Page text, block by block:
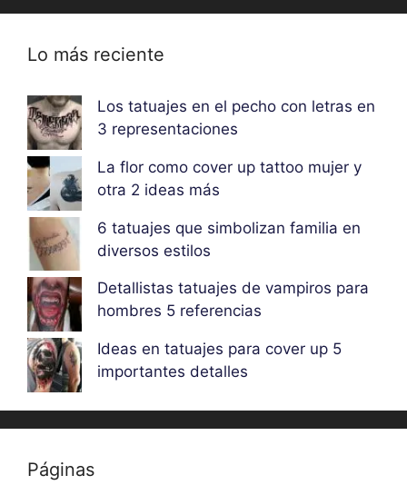
Lo más reciente
Los tatuajes en el pecho con letras en
3 representaciones
La flor como cover up tattoo mujer y
otra 2 ideas más
6 tatuajes que simbolizan familia en
diversos estilos
Detallistas tatuajes de vampiros para
hombres 5 referencias
Ideas en tatuajes para cover up 5
importantes detalles
Páginas